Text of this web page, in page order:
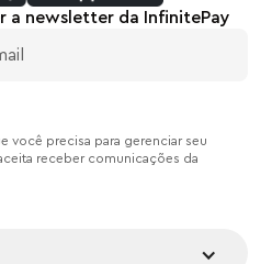
a newsletter da InfinitePay
você precisa para gerenciar seu
receber comunicações da